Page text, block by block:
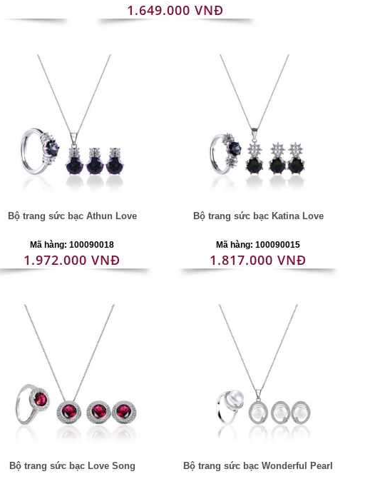
1.649.000 VNĐ
Bộ trang sức bạc Athun Love
Mã hàng: 100090018
1.972.000 VNĐ
Bộ trang sức bạc Katina Love
Mã hàng: 100090015
1.817.000 VNĐ
Bộ trang sức bạc Love Song Bộ trang sức bạc Wonderful Pearl